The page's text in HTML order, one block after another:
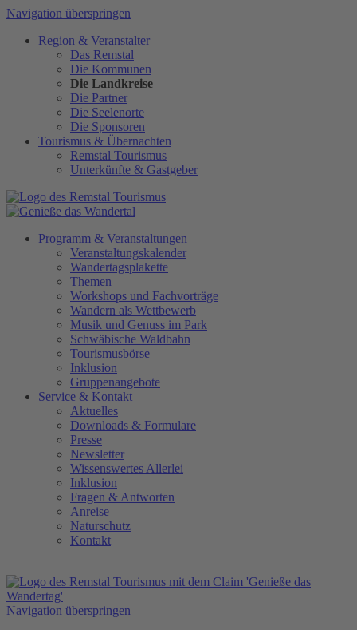
Navigation überspringen
Region & Veranstalter
Das Remstal
Die Kommunen
Die Landkreise
Die Partner
Die Seelenorte
Die Sponsoren
Tourismus & Übernachten
Remstal Tourismus
Unterkünfte & Gastgeber
Programm & Veranstaltungen
Veranstaltungskalender
Wandertagsplakette
Themen
Workshops und Fachvorträge
Wandern als Wettbewerb
Musik und Genuss im Park
Schwäbische Waldbahn
Tourismusbörse
Inklusion
Gruppenangebote
Service & Kontakt
Aktuelles
Downloads & Formulare
Presse
Newsletter
Wissenswertes Allerlei
Inklusion
Fragen & Antworten
Anreise
Naturschutz
Kontakt
Navigation überspringen